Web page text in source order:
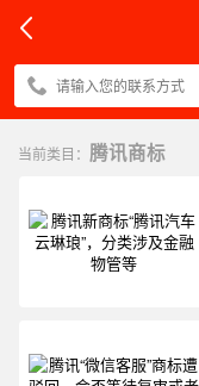
当前类目： 腾讯商标